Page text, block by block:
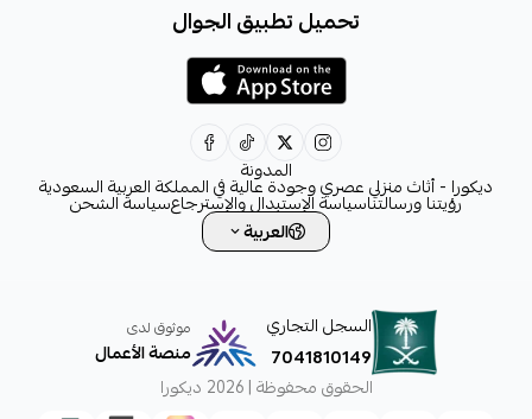
decora6586@gmail.com
تحميل تطبيق الجوال
المدونة
ديكورا - أثاث منزلي عصري وجودة عالية في المملكة العربية السعودية
رؤيتنا ورسالتناسياسة الإستبدال والإسترجاعسياسة الشحن
العربية
السجل التجاري
7041810149
موثوق لدى
منصة الأعمال
الحقوق محفوظة | 2026
ديكورا